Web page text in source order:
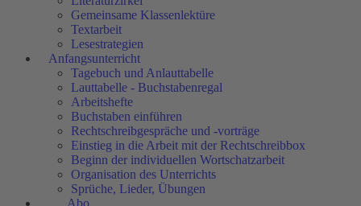
Gemeinsame Klassenlektüre
Textarbeit
Lesestrategien
Anfangsunterricht
Tagebuch und Anlauttabelle
Lauttabelle - Buchstabenregal
Arbeitshefte
Buchstaben einführen
Rechtschreibgespräche und -vorträge
Einstieg in die Arbeit mit der Rechtschreibbox
Beginn der individuellen Wortschatzarbeit
Organisation des Unterrichts
Sprüche, Lieder, Übungen
Abo